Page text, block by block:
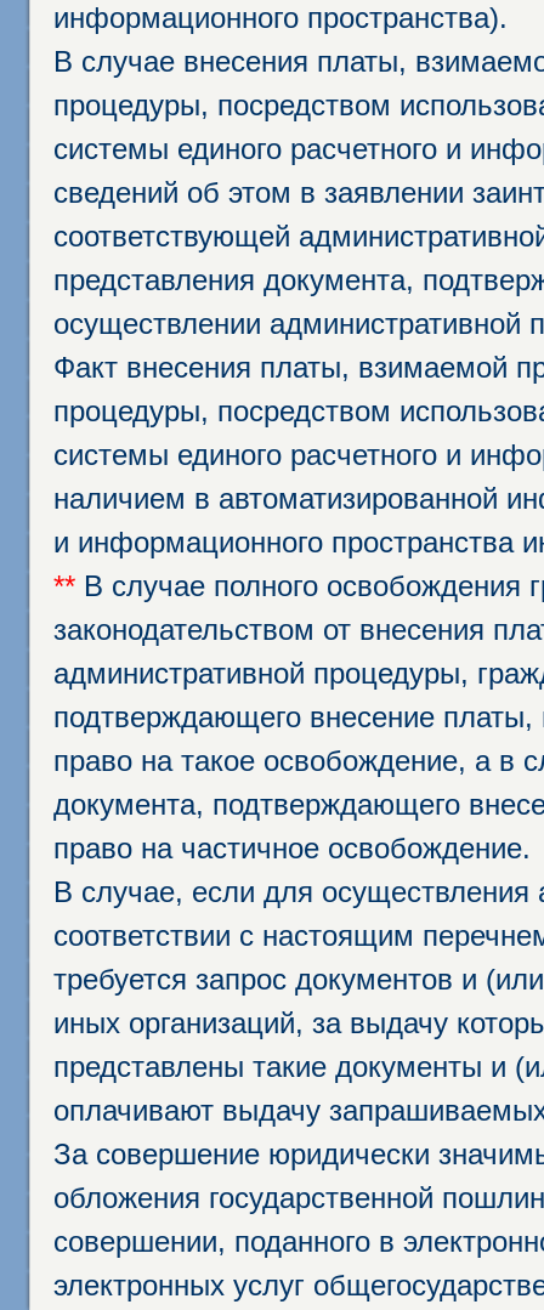
информационного пространства).
В случае внесения платы,
процедуры, посредством
системы единого расчетного и
сведений об этом в заявлении
соответствующей
представления документа,
осуществлении административной
Факт внесения платы, взимаемой
процедуры, посредством
системы единого расчетного и
наличием в автоматизированной
и информационного пространства
** В случае полного освобождения
законодательством от внесения
административной процедуры,
подтверждающего внесение
право на такое освобождение, а в
документа, подтверждающего
право на частичное освобождение.
В случае, если для осуществления
соответствии с настоящим
требуется запрос документов и
иных организаций, за выдачу
представлены такие документы и
оплачивают выдачу
За совершение юридически
обложения государственной
совершении, поданного в
электронных услуг